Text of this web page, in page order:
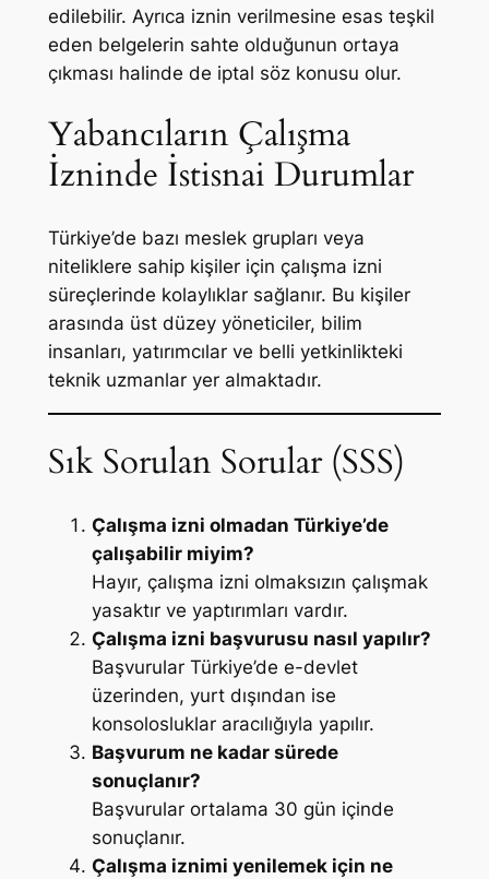
edilebilir. Ayrıca iznin verilmesine esas teşkil
eden belgelerin sahte olduğunun ortaya
çıkması halinde de iptal söz konusu olur.
Yabancıların Çalışma
İzninde İstisnai Durumlar
Türkiye’de bazı meslek grupları veya
niteliklere sahip kişiler için çalışma izni
süreçlerinde kolaylıklar sağlanır. Bu kişiler
arasında üst düzey yöneticiler, bilim
insanları, yatırımcılar ve belli yetkinlikteki
teknik uzmanlar yer almaktadır.
Sık Sorulan Sorular (SSS)
Çalışma izni olmadan Türkiye’de
çalışabilir miyim?
Hayır, çalışma izni olmaksızın çalışmak
yasaktır ve yaptırımları vardır.
Çalışma izni başvurusu nasıl yapılır?
Başvurular Türkiye’de e-devlet
üzerinden, yurt dışından ise
konsolosluklar aracılığıyla yapılır.
Başvurum ne kadar sürede
sonuçlanır?
Başvurular ortalama 30 gün içinde
sonuçlanır.
Çalışma iznimi yenilemek için ne